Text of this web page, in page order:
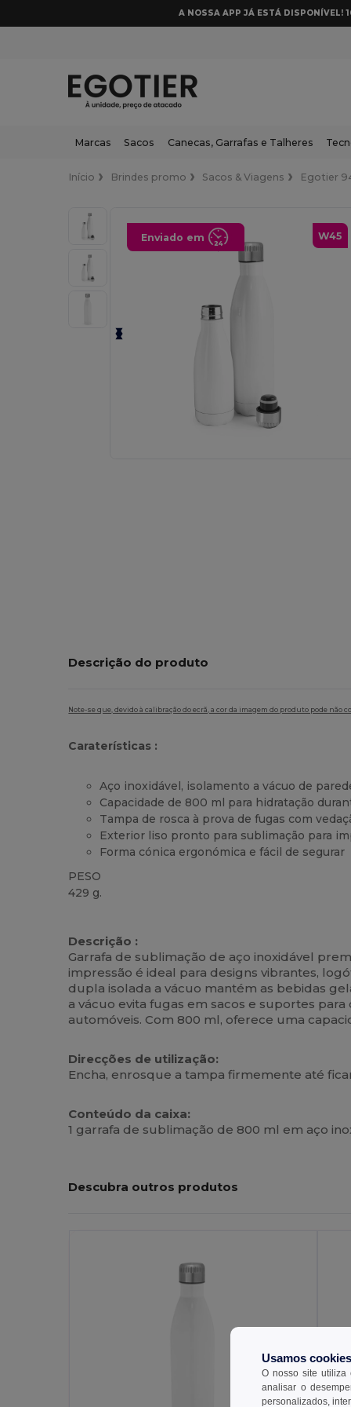
A NOSSA APP JÁ ESTÁ DISPONÍVEL!
Marcas Sacos Canecas, Garrafas e Talheres
Início Brindes promo Sacos & Viagens Egotier
W45
Enviado em
Descrição do produto
Note-se que, devido à calibração do ecrã, a cor da imagem do produto pode não
Caraterísticas :
Aço inoxidável, isolamento a vácuo de
Capacidade de 800 ml para hidratação
Tampa de rosca à prova de fugas com
Exterior liso pronto para sublimação para
Forma cónica ergonómica e fácil de segurar
PESO
429 g.
Descrição :
Garrafa de sublimação de aço inoxidável
impressão é ideal para designs vibrantes,
dupla isolada a vácuo mantém as bebidas
a vácuo evita fugas em sacos e suportes
automóveis. Com 800 ml, oferece uma
Direcções de utilização:
Encha, enrosque a tampa firmemente até
Conteúdo da caixa:
1 garrafa de sublimação de 800 ml em aço
Descubra outros produtos
Usamos cookies
O nosso site utiliza
analisar o
personalizados,